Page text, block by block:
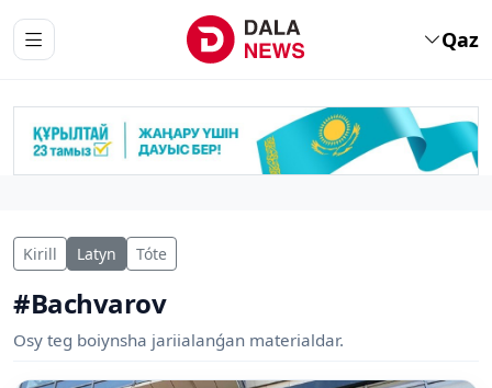
Qaz
Kirill Latyn Tóte
#Bachvarov
Osy teg boiynsha jariialanǵan materialdar.